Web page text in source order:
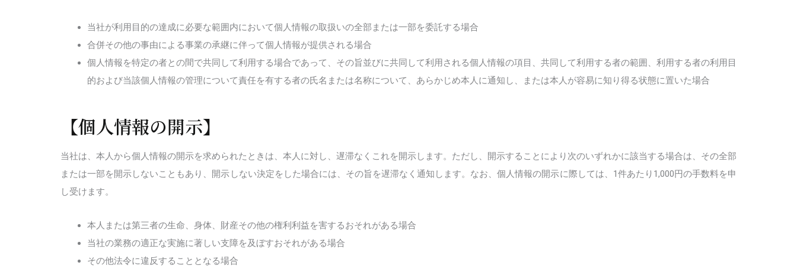
当社が利用目的の達成に必要な範囲内において個人情報の取扱いの全部または一部を委託する場合
合併その他の事由による事業の承継に伴って個人情報が提供される場合
個人情報を特定の者との間で共同して利用する場合であって、その旨並びに共同して利用される個人情報の項目、共同して利用する者の範囲、利用する者の利用目
的および当該個人情報の管理について責任を有する者の氏名または名称について、あらかじめ本人に通知し、または本人が容易に知り得る状態に置いた場合
【個人情報の開示】
当社は、本人から個人情報の開示を求められたときは、本人に対し、遅滞なくこれを開示します。ただし、開示することにより次のいずれかに該当する場合は、その全部
または一部を開示しないこともあり、開示しない決定をした場合には、その旨を遅滞なく通知します。なお、個人情報の開示に際しては、1件あたり1,000円の手数料を申
し受けます。
本人または第三者の生命、身体、財産その他の権利利益を害するおそれがある場合
当社の業務の適正な実施に著しい支障を及ぼすおそれがある場合
その他法令に違反することとなる場合